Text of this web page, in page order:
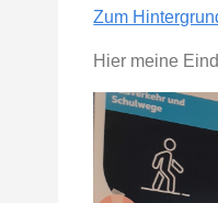
Zum
Hier meine